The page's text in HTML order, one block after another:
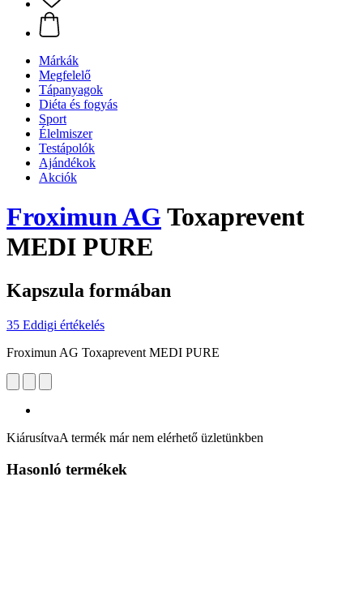
Márkák
Megfelelő
Tápanyagok
Diéta és fogyás
Sport
Élelmiszer
Testápolók
Ajándékok
Akciók
Froximun AG Toxaprevent
MEDI PURE
Kapszula formában
35 Eddigi értékelés
Froximun AG Toxaprevent MEDI PURE
KiárusítvaA termék már nem elérhető üzletünkben
Hasonló termékek